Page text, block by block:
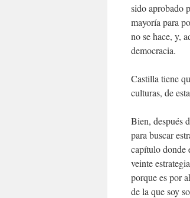
sido aprobado
mayoría para
no se hace, y,
democracia.
Castilla tiene
culturas, de
Bien, después
para buscar
capítulo donde
veinte
porque es por
de la que soy